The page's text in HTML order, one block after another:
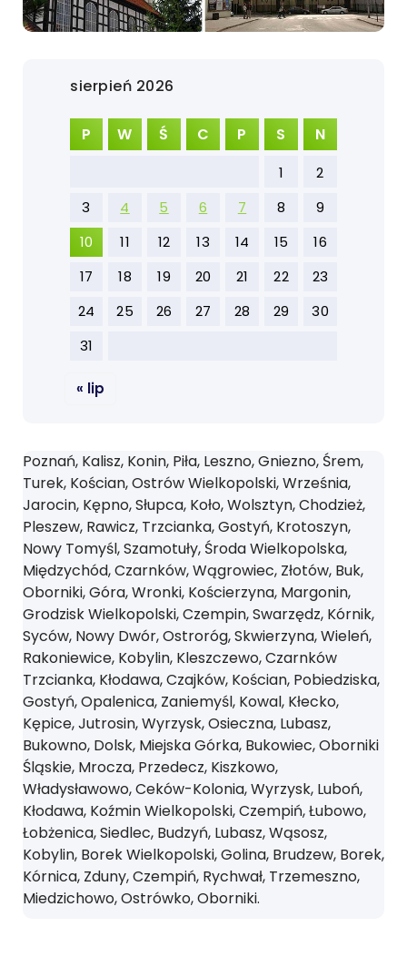
sierpień 2026
P W Ś C P S N
1
2
3
4 5 6 7 8
9
10
11 12 13 14 15
16
17
18 19 20 21 22
23
24
25 26 27 28 29
30
31
« lip
Poznań, Kalisz, Konin, Piła, Leszno, Gniezno, Śrem,
Turek, Kościan, Ostrów Wielkopolski, Września,
Jarocin, Kępno, Słupca, Koło, Wolsztyn, Chodzież,
Pleszew, Rawicz, Trzcianka, Gostyń, Krotoszyn,
Nowy Tomyśl, Szamotuły, Środa Wielkopolska,
Międzychód, Czarnków, Wągrowiec, Złotów, Buk,
Oborniki, Góra, Wronki, Kościerzyna, Margonin,
Grodzisk Wielkopolski, Czempin, Swarzędz, Kórnik,
Syców, Nowy Dwór, Ostroróg, Skwierzyna, Wieleń,
Rakoniewice, Kobylin, Kleszczewo, Czarnków
Trzcianka, Kłodawa, Czajków, Kościan, Pobiedziska,
Gostyń, Opalenica, Zaniemyśl, Kowal, Kłecko,
Kępice, Jutrosin, Wyrzysk, Osieczna, Lubasz,
Bukowno, Dolsk, Miejska Górka, Bukowiec, Oborniki
Śląskie, Mrocza, Przedecz, Kiszkowo,
Władysławowo, Ceków-Kolonia, Wyrzysk, Luboń,
Kłodawa, Koźmin Wielkopolski, Czempiń, Łubowo,
Łobżenica, Siedlec, Budzyń, Lubasz, Wąsosz,
Kobylin, Borek Wielkopolski, Golina, Brudzew, Borek,
Kórnica, Zduny, Czempiń, Rychwał, Trzemeszno,
Miedzichowo, Ostrówko, Oborniki.